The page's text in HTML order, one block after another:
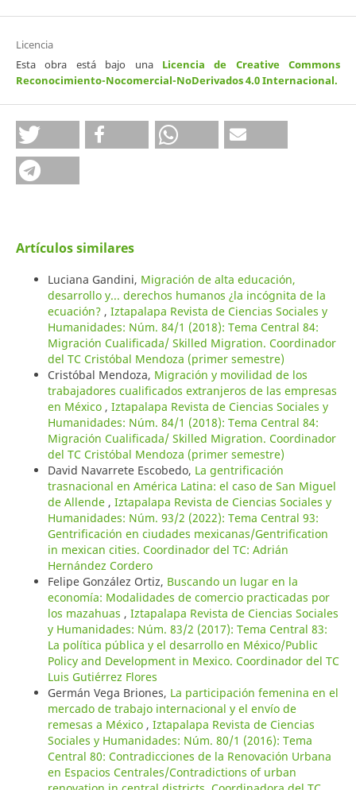
Licencia
Esta obra está bajo una Licencia de Creative Commons
Reconocimiento-Nocomercial-NoDerivados 4.0 Internacional.
Artículos similares
Luciana Gandini, Migración de alta educación,
desarrollo y... derechos humanos ¿la incógnita de la
ecuación? , Iztapalapa Revista de Ciencias Sociales y
Humanidades: Núm. 84/1 (2018): Tema Central 84:
Migración Cualificada/ Skilled Migration. Coordinador
del TC Cristóbal Mendoza (primer semestre)
Cristóbal Mendoza, Migración y movilidad de los
trabajadores cualificados extranjeros de las empresas
en México , Iztapalapa Revista de Ciencias Sociales y
Humanidades: Núm. 84/1 (2018): Tema Central 84:
Migración Cualificada/ Skilled Migration. Coordinador
del TC Cristóbal Mendoza (primer semestre)
David Navarrete Escobedo, La gentrificación
trasnacional en América Latina: el caso de San Miguel
de Allende , Iztapalapa Revista de Ciencias Sociales y
Humanidades: Núm. 93/2 (2022): Tema Central 93:
Gentrificación en ciudades mexicanas/Gentrification
in mexican cities. Coordinador del TC: Adrián
Hernández Cordero
Felipe González Ortiz, Buscando un lugar en la
economía: Modalidades de comercio practicadas por
los mazahuas , Iztapalapa Revista de Ciencias Sociales
y Humanidades: Núm. 83/2 (2017): Tema Central 83:
La política pública y el desarrollo en México/Public
Policy and Development in Mexico. Coordinador del TC
Luis Gutiérrez Flores
Germán Vega Briones, La participación femenina en el
mercado de trabajo internacional y el envío de
remesas a México , Iztapalapa Revista de Ciencias
Sociales y Humanidades: Núm. 80/1 (2016): Tema
Central 80: Contradicciones de la Renovación Urbana
en Espacios Centrales/Contradictions of urban